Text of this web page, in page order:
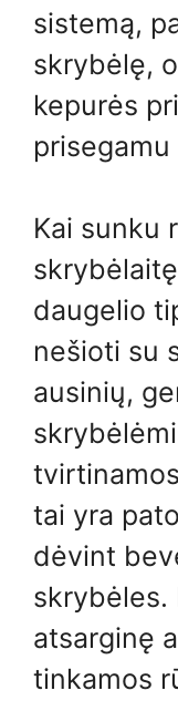
sistemą,
skrybėlę,
kepurės
Kai sunku
daugelio
nešioti su
ausinių,
tai yra
dėvint
skrybėles.
atsarginę
tinkamos